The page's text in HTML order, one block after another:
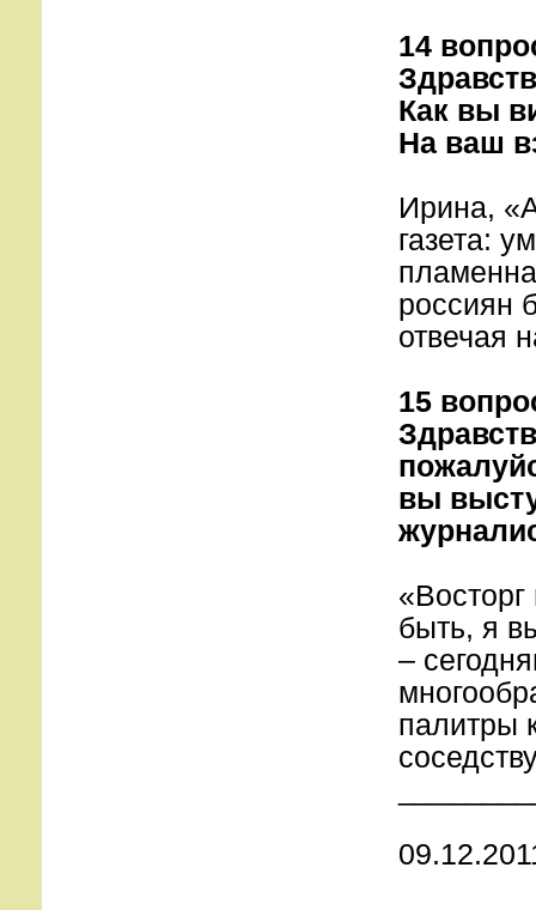
14
Как вы
На ваш
Ирина,
газета:
россиян
отвечая
15
вы
быть, я
–
палитры